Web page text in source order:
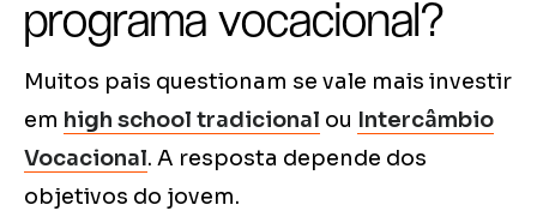
programa vocacional?
Muitos pais questionam se vale mais investir
em high school tradicional ou Intercâmbio
Vocacional. A resposta depende dos
objetivos do jovem.